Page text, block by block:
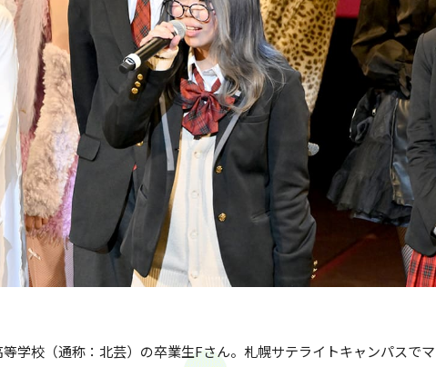
学校（通称：北芸）の卒業生Fさん。札幌サテライトキャンパスで